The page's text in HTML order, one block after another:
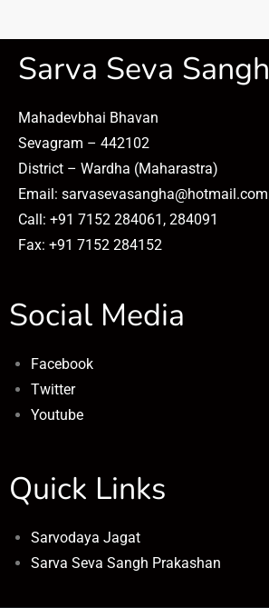
Sarva Seva Sangh
Mahadevbhai Bhavan
Sevagram – 442102
District – Wardha (Maharastra)
Email: sarvasevasangha@hotmail.com
Call: +91 7152 284061, 284091
Fax: +91 7152 284152
Social Media
Facebook
Twitter
Youtube
Quick Links
Sarvodaya Jagat
Sarva Seva Sangh Prakashan